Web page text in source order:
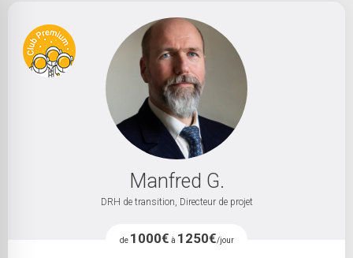
Manfred G.
DRH de transition, Directeur de projet
de 1000€ à 1250€/jour